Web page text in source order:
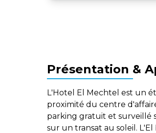
Présentation &
L'Hotel El Mechtel est un
proximité du centre
parking gratuit et surveillé
sur un transat au soleil.